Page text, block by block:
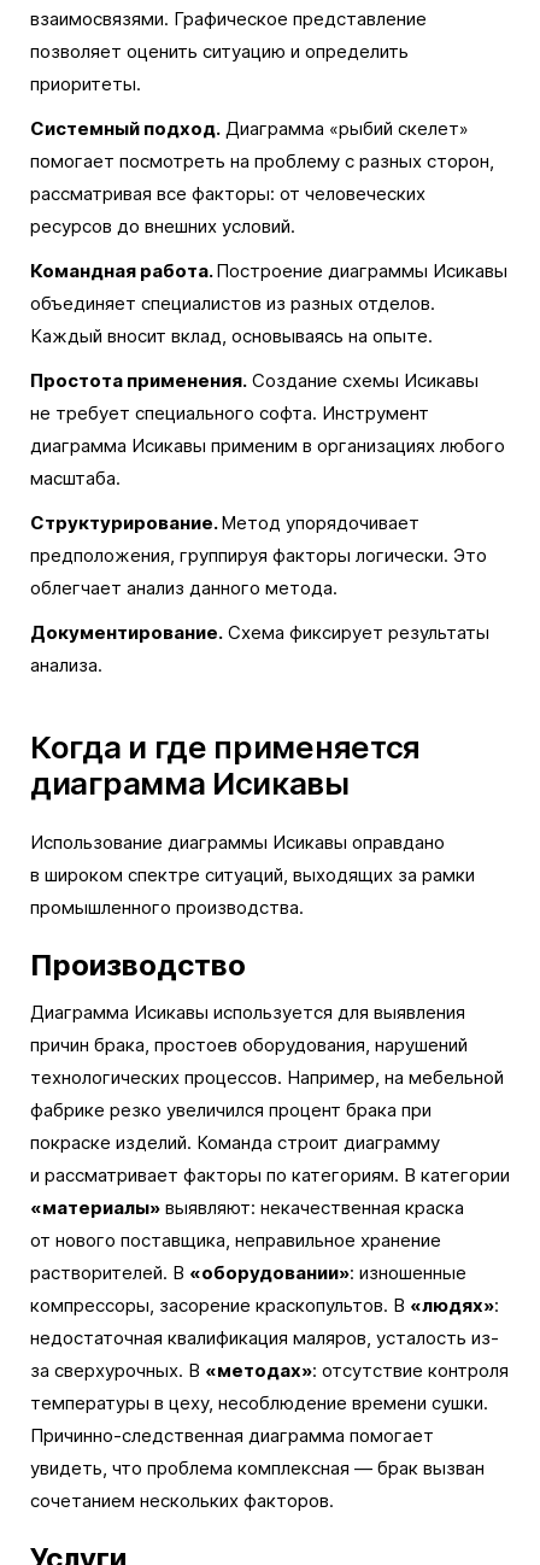
взаимосвязями. Графическое представление
позволяет оценить ситуацию и определить
приоритеты.
Системный подход. Диаграмма «рыбий скелет»
помогает посмотреть на проблему с разных сторон,
рассматривая все факторы: от человеческих
ресурсов до внешних условий.
Командная работа.Построение диаграммы Исикавы
объединяет специалистов из разных отделов.
Каждый вносит вклад, основываясь на опыте.
Простота применения. Создание схемы Исикавы
не требует специального софта. Инструмент
диаграмма Исикавы применим в организациях любого
масштаба.
Структурирование.Метод упорядочивает
предположения, группируя факторы логически. Это
облегчает анализ данного метода.
Документирование. Схема фиксирует результаты
анализа.
Когда и где применяется
диаграмма Исикавы
Использование диаграммы Исикавы оправдано
в широком спектре ситуаций, выходящих за рамки
промышленного производства.
Производство
Диаграмма Исикавы используется для выявления
причин брака, простоев оборудования, нарушений
технологических процессов. Например, на мебельной
фабрике резко увеличился процент брака при
покраске изделий. Команда строит диаграмму
и рассматривает факторы по категориям. В категории
«материалы» выявляют: некачественная краска
от нового поставщика, неправильное хранение
растворителей. В «оборудовании»: изношенные
компрессоры, засорение краскопультов. В «людях»:
недостаточная квалификация маляров, усталость из-
за сверхурочных. В «методах»: отсутствие контроля
температуры в цеху, несоблюдение времени сушки.
Причинно-следственная диаграмма помогает
увидеть, что проблема комплексная — брак вызван
сочетанием нескольких факторов.